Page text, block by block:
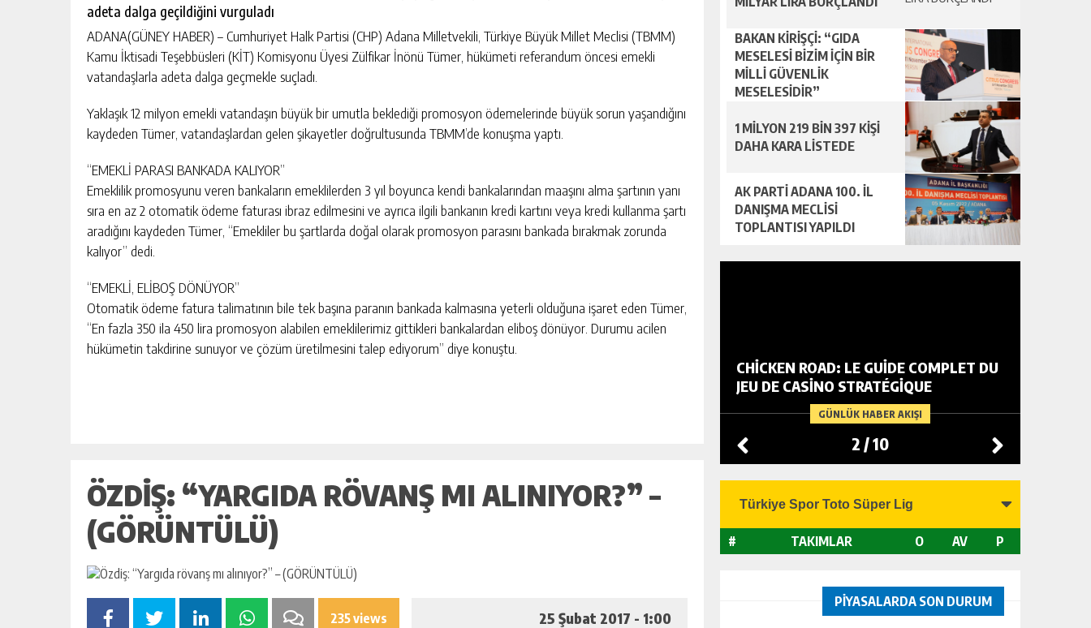
adeta dalga geçildiğini vurguladı
ADANA(GÜNEY HABER) – Cumhuriyet Halk Partisi (CHP) Adana Milletvekili, Türkiye Büyük Millet Meclisi (TBMM)
Kamu İktisadi Teşebbüsleri (KİT) Komisyonu Üyesi Zülfikar İnönü Tümer, hükümeti referandum öncesi emekli
vatandaşlarla adeta dalga geçmekle suçladı.
Yaklaşık 12 milyon emekli vatandaşın büyük bir umutla beklediği promosyon ödemelerinde büyük sorun yaşandığını
kaydeden Tümer, vatandaşlardan gelen şikayetler doğrultusunda TBMM’de konuşma yaptı.
“EMEKLİ PARASI BANKADA KALIYOR”
Emeklilik promosyunu veren bankaların emeklilerden 3 yıl boyunca kendi bankalarından maaşını alma şartının yanı
sıra en az 2 otomatik ödeme faturası ibraz edilmesini ve ayrıca ilgili bankanın kredi kartını veya kredi kullanma şartı
aradığını kaydeden Tümer, “Emekliler bu şartlarda doğal olarak promosyon parasını bankada bırakmak zorunda
kalıyor” dedi.
“EMEKLİ, ELİBOŞ DÖNÜYOR”
Otomatik ödeme fatura talimatının bile tek başına paranın bankada kalmasına yeterli olduğuna işaret eden Tümer,
“En fazla 350 ila 450 lira promosyon alabilen emeklilerimiz gittikleri bankalardan eliboş dönüyor. Durumu acilen
hükümetin takdirine sunuyor ve çözüm üretilmesini talep ediyorum” diye konuştu.
ÖZDIŞ: “YARGIDA RÖVANŞ MI ALINIYOR?” –
(GÖRÜNTÜLÜ)
235 views 25 Şubat 2017 - 1:00
BAKAN KİRİŞÇİ: “GIDA
MESELESİ BİZİM İÇİN BİR
MİLLİ GÜVENLİK
MESELESİDİR”
1 MİLYON 219 BİN 397 KİŞİ
DAHA KARA LİSTEDE
AK PARTİ ADANA 100. İL
DANIŞMA MECLİSİ
TOPLANTISI YAPILDI
GÜNLÜK HABER AKIŞI
CHICKEN ROAD: LE GUIDE COMPLET DU
JEU DE CASINO STRATÉGIQUE
2 /10
# TAKIMLAR O AV P
PİYASALARDA SON DURUM